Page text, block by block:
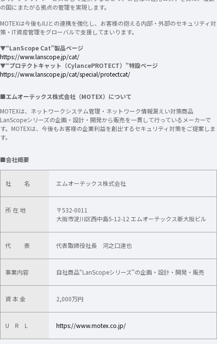
の国にまたがる拠点の管理を実現します。
MOTEXは今後もIIJとの連携を強化し、お客様の抱える内部・外部のセキュリティ対
策・IT資産管理をグローバルで支援してまいります。
▼“LanScope Cat”製品ページ
https://www.lanscope.jp/cat/
▼“プロテクトキャット（CylancePROTECT）”特設ページ
https://www.lanscope.jp/cat/special/protectcat/
■エムオーテックス株式会社（MOTEX）について
MOTEXは、ネットワークシステム管理・ネットワーク情報漏えい対策商品
LanScopeシリーズの企画・設計・開発から販売を一貫して行っているメーカーで
す。MOTEXは、今後もお客様の企業利益を創出するセキュリティ対策をご提案しま
す。
■会社概要
社 名 エムオーテックス株式会社
所 在 地
〒532-0011
大阪市淀川区西中島5-12-12 エムオーテックス新大阪ビル
代 表 代表取締役社長 河之口達也
事業内容 自社商品“LanScopeシリーズ”の企画・設計・開発・販売
資 本 金 2,000万円
U R L https://www.motex.co.jp/